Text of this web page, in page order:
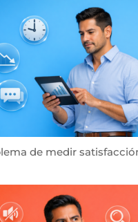
de medir